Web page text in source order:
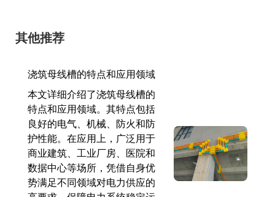
其他推荐
浇筑母线槽的特点和应用领域
本文详细介绍了浇筑母线槽的
特点和应用领域。其特点包括
良好的电气、机械、防火和防
护性能。在应用上，广泛用于
商业建筑、工业厂房、医院和
数据中心等场所，凭借自身优
势满足不同领域对电力供应的